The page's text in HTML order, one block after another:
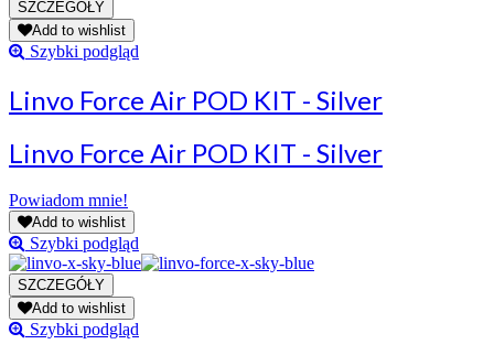
Add to wishlist
Szybki podgląd
Linvo Force Air POD KIT - Silver
Linvo Force Air POD KIT - Silver
Powiadom mnie!
Add to wishlist
Szybki podgląd
Add to wishlist
Szybki podgląd